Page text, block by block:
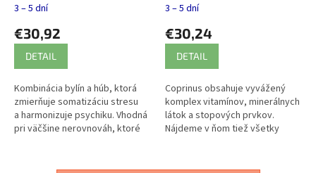
3 – 5 dní
€30,92
DETAIL
Kombinácia bylín a húb, ktorá
zmierňuje somatizáciu stresu
a harmonizuje psychiku. Vhodná
pri väčšine nerovnováh, ktoré
3 – 5 dní
€30,24
DETAIL
Coprinus obsahuje vyvážený
komplex vitamínov, minerálnych
látok a stopových prvkov.
Nájdeme v ňom tiež všetky